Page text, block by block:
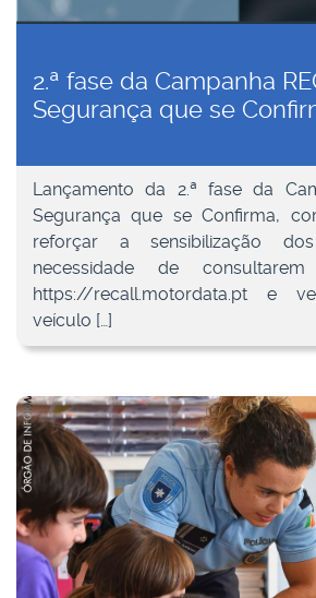
2.ª fase da Campanha
Segurança que se
Lançamento da 2.ª fase da
Segurança que se Confirma,
reforçar a sensibilização
necessidade de
https://recall.motordata.pt e
veículo […]